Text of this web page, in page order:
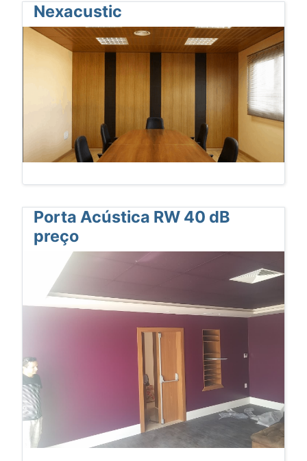
Nexacustic
Porta Acústica RW 40 dB
preço